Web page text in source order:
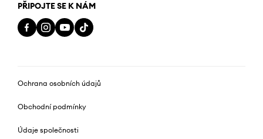
PŘIPOJTE SE K NÁM
Ochrana osobních údajů
Obchodní podmínky
Údaje společnosti